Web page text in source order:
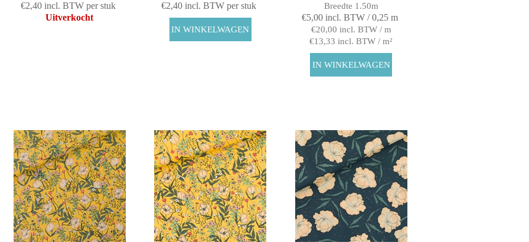
€2,40 incl. BTW per stuk
Uitverkocht
€2,40 incl. BTW per stuk Breedte 1.50m
€5,00 incl. BTW / 0,25 m
€20,00 incl. BTW / m
€13,33 incl. BTW / m²